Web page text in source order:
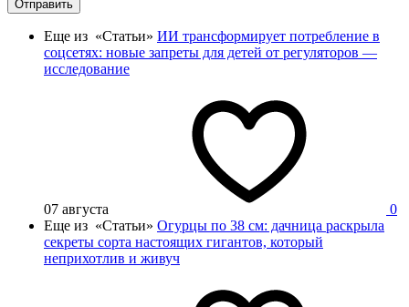
Отправить
Еще из «Статьи» ИИ трансформирует потребление в
соцсетях: новые запреты для детей от регуляторов —
исследование
07 августа
0
Еще из «Статьи» Огурцы по 38 см: дачница раскрыла
секреты сорта настоящих гигантов, который
неприхотлив и живуч